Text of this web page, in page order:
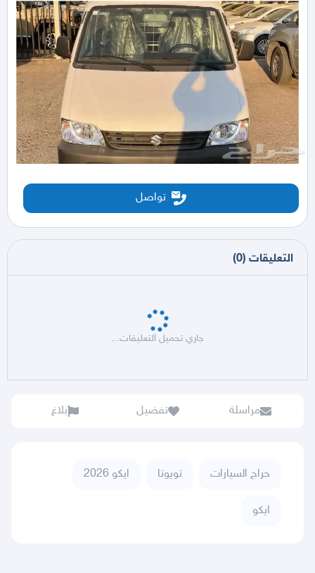
تواصل
التعليقات (
0
)
جاري تحميل التعليقات...
مراسلة تفضيل بلاغ
حراج السيارات تويوتا ايكو 2026
ايكو